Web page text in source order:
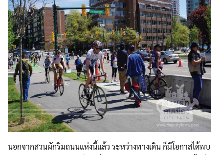
นอกจากสวนผักริมถนนแห่งนี้แล้ว ระหว่างทางเดิน ก็มีโอกาสได้พบ